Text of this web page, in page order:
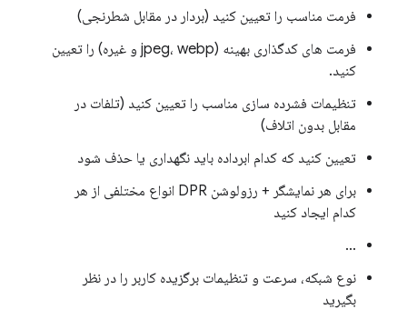
فرمت مناسب را تعیین کنید (بردار در مقابل شطرنجی)
فرمت های کدگذاری بهینه (jpeg، webp و غیره) را تعیین
کنید.
تنظیمات فشرده سازی مناسب را تعیین کنید (تلفات در
مقابل بدون اتلاف)
تعیین کنید که کدام ابرداده باید نگهداری یا حذف شود
برای هر نمایشگر + رزولوشن DPR انواع مختلفی از هر
کدام ایجاد کنید
...
نوع شبکه، سرعت و تنظیمات برگزیده کاربر را در نظر
بگیرید